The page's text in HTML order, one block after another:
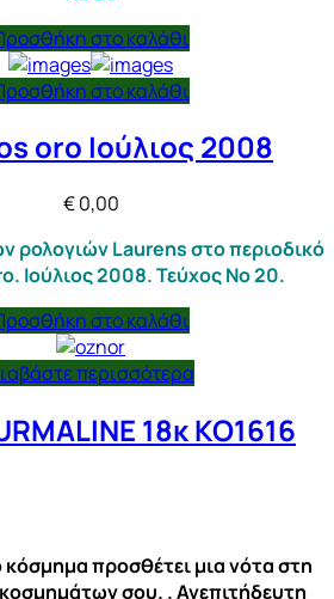
στο καλάθι
στο καλάθι
oro Ιούλιος 2008
€0,00
ρολογιών Laurens στο περιοδικό
Ιούλιος 2008. Τεύχος Νο 20.
στο καλάθι
περισσότερα
18κ ΚΟ1616
προσθέτει μια νότα στη
σου. . Ανεπιτήδευτη